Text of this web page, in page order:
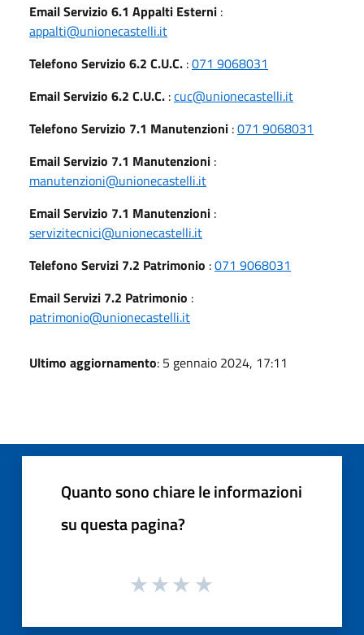
Email Servizio 6.1 Appalti Esterni :
appalti@unionecastelli.it
Telefono Servizio 6.2 C.U.C. :071 9068031
Email Servizio 6.2 C.U.C. :cuc@unionecastelli.it
Telefono Servizio 7.1 Manutenzioni :071 9068031
Email Servizio 7.1 Manutenzioni :
manutenzioni@unionecastelli.it
Email Servizio 7.1 Manutenzioni :
servizitecnici@unionecastelli.it
Telefono Servizi 7.2 Patrimonio :071 9068031
Email Servizi 7.2 Patrimonio :
patrimonio@unionecastelli.it
Ultimo aggiornamento: 5 gennaio 2024, 17:11
Quanto sono chiare le informazioni
su questa pagina?